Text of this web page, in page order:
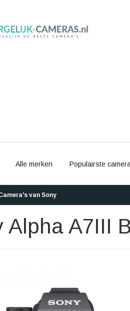
Alle merken Populairste
van Sony
Alpha A7III